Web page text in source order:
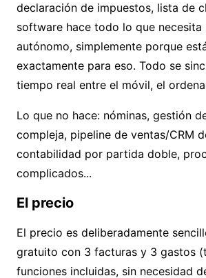
declaración de impuestos, lista de
software hace todo lo que necesita
autónomo, simplemente porque
exactamente para eso. Todo se
tiempo real entre el móvil, el
Lo que no hace: nóminas, gestión
compleja, pipeline de ventas/CRM
contabilidad por partida doble,
complicados...
El precio
El precio es deliberadamente
gratuito con 3 facturas y 3 gastos
funciones incluidas, sin necesidad